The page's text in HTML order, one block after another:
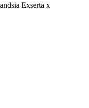
Exserta x